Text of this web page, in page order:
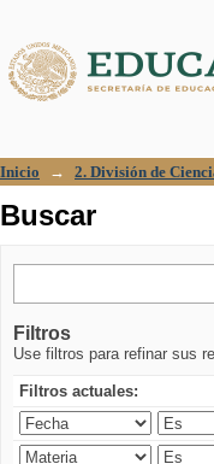
Inicio → 2. División de
Buscar
Filtros
Use filtros para refinar sus
Filtros actuales: